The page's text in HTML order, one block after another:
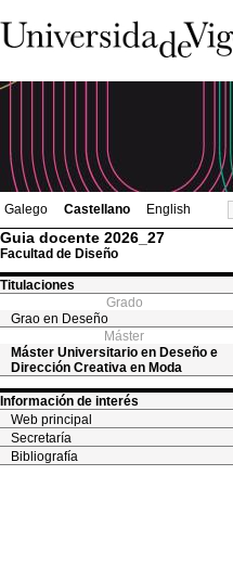
Galego Castellano English
Guia docente 2026_27
Facultad de Diseño
Titulaciones
Grado
Grao en Deseño
Máster
Máster Universitario en Deseño e
Dirección Creativa en Moda
Información de interés
Web principal
Secretaría
Bibliografía